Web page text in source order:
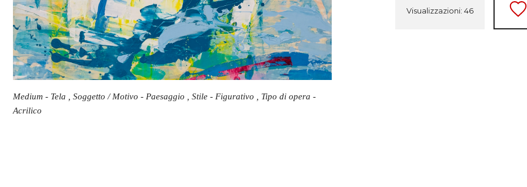
Medium - Tela , Soggetto / Motivo - Paesaggio , Stile - Figurativo , Tipo di opera -
Acrilico
Visualizzazioni: 46